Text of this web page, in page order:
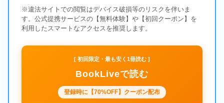
※違法サイトでの閲覧はデバイス破損等のリスクを伴いま
す。公式提携サービスの【無料体験】や【初回クーポン】を
利用したスマートなアクセスを推奨します。
[ 初回限定・最も安く1冊読む ]
BookLiveで読む
登録時に【70%OFF】クーポン配布